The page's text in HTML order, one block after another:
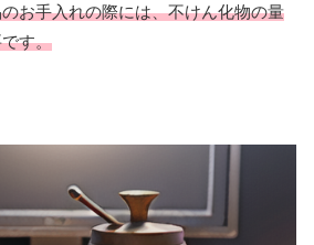
お手入れの際には、不けん化物の量
す。